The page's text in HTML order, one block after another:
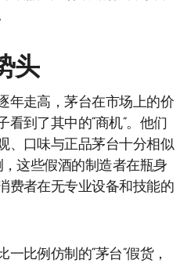
头
年走高，茅台在市场上的价
到了其中的“商机”。他们
、口味与正品茅台十分相似
，这些假酒的制造者在瓶身
费者在无专业设备和技能的
比例仿制的“茅台”假货，